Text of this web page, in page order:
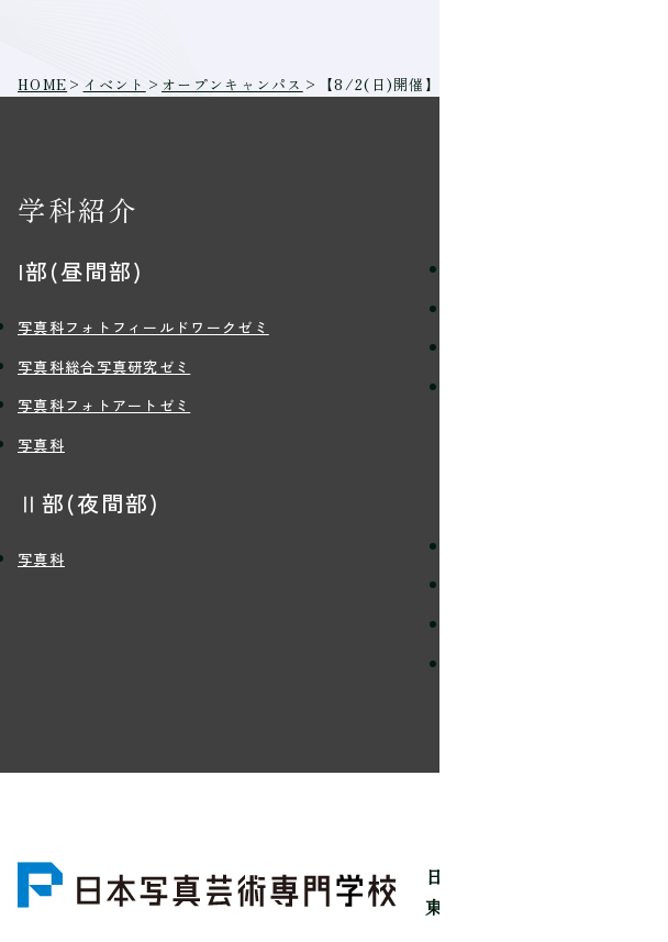
HOME > イベント > オープンキャンパス > 【8/2(日)開催】サッカーワールドカップを撮
学科紹介
I部(昼間部)
写真科フォトフィールドワークゼミ
写真科総合写真研究ゼミ
写真科フォトアートゼミ
写真科
Ⅱ部(夜間部)
写真科
日本写真芸術専門学校は
東京都認可の渋谷にある専